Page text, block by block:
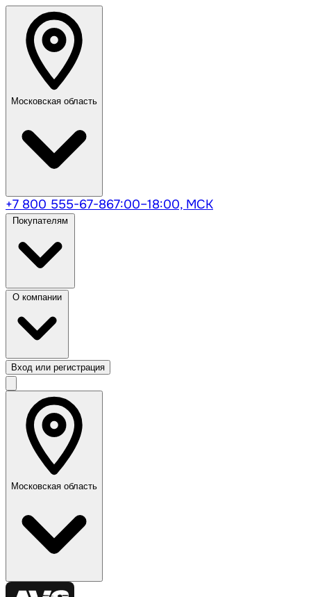
Московская область
+7 800 555-67-867:00–18:00, МСК
Вход или регистрация
Московская область